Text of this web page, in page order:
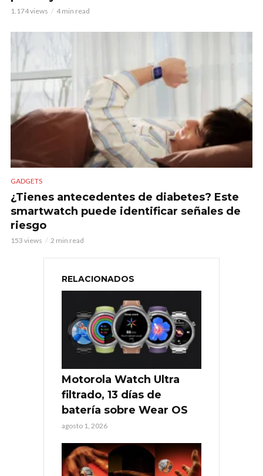
1.174 views 4 min read
GADGETS
¿Tienes antecedentes de diabetes? Este
smartwatch puede identificar señales de
riesgo
153 views 2 min read
RELACIONADOS
Motorola Watch Ultra
filtrado, 13 días de
batería sobre Wear OS
agosto 1, 2026